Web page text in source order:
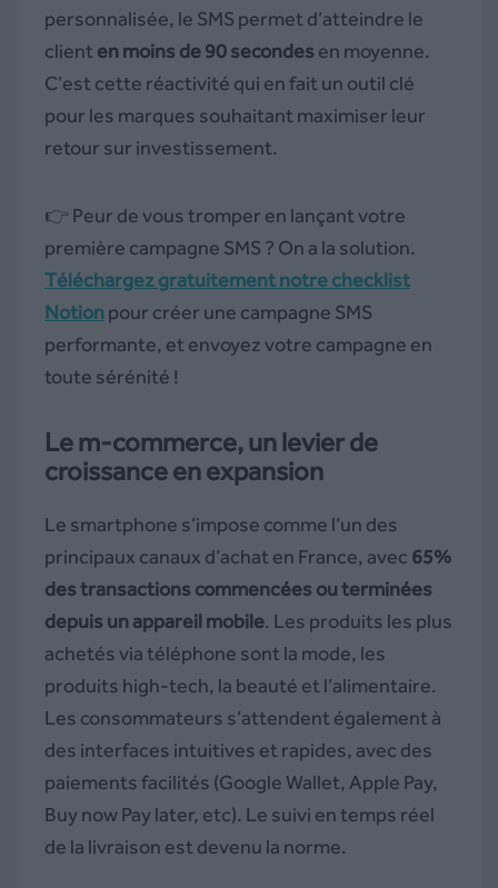
personnalisée, le SMS permet d’atteindre le
client en moins de 90 secondesen moyenne.
C’est cette réactivité qui en fait un outil clé
pour les marques souhaitant maximiser leur
retour sur investissement.
👉 Peur de vous tromper en lançant votre
première campagne SMS ? On a la solution.
Téléchargez gratuitement notre checklist
Notionpour créer une campagne SMS
performante, et envoyez votre campagne en
toute sérénité !
Le m-commerce, un levier de
croissance en expansion
Le smartphone s’impose comme l’un des
principaux canaux d’achat en France, avec 65%
des transactions commencées ou terminées
depuis un appareil mobile. Les produits les plus
achetés via téléphone sont la mode, les
produits high-tech, la beauté et l’alimentaire.
Les consommateurs s’attendent également à
des interfaces intuitives et rapides, avec des
paiements facilités (Google Wallet, Apple Pay,
Buy now Pay later, etc). Le suivi en temps réel
de la livraison est devenu la norme.